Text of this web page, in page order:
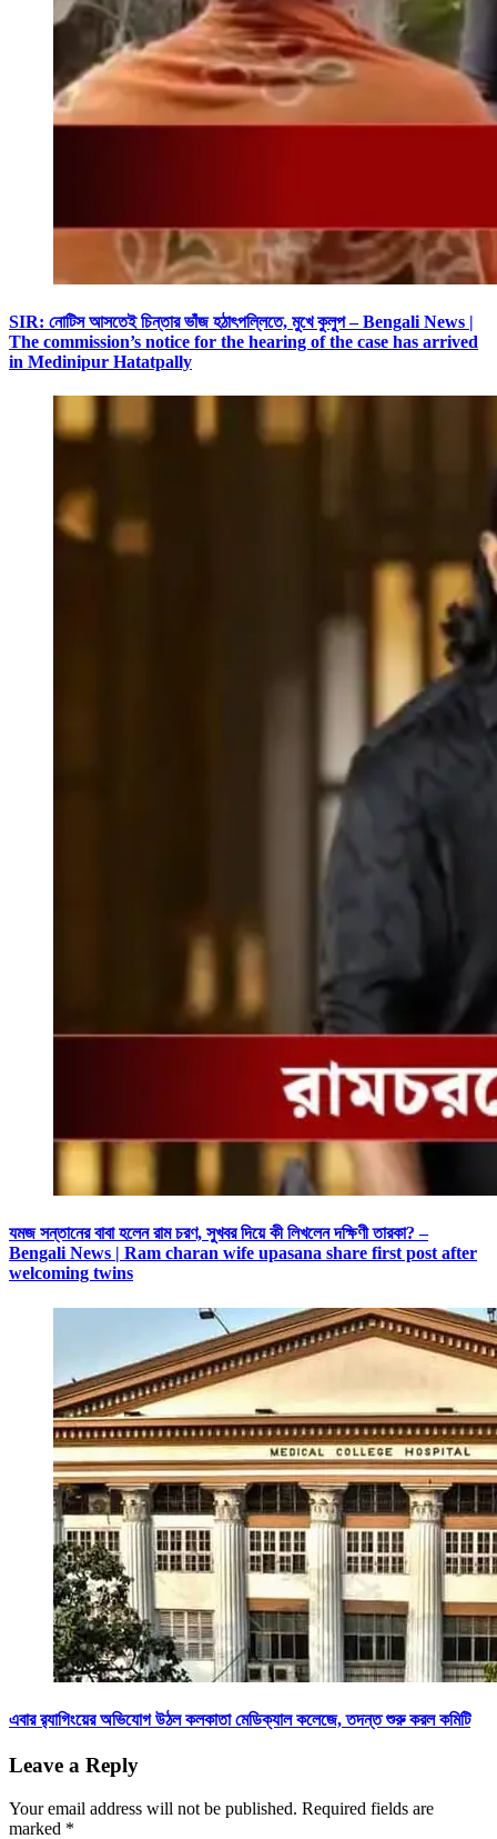
SIR: নোটিস আসতেই চিন্তার ভাঁজ হঠাৎপল্লিতে, মুখে কুলুপ – Bengali News |
The commission’s notice for the hearing of the case has arrived
in Medinipur Hatatpally
যমজ সন্তানের বাবা হলেন রাম চরণ, সুখবর দিয়ে কী লিখলেন দক্ষিণী তারকা? –
Bengali News | Ram charan wife upasana share first post after
welcoming twins
এবার র‌্যাগিংয়ের অভিযোগ উঠল কলকাতা মেডিক্যাল কলেজে, তদন্ত শুরু করল কমিটি
Leave a Reply
Your email address will not be published. Required fields are
marked *